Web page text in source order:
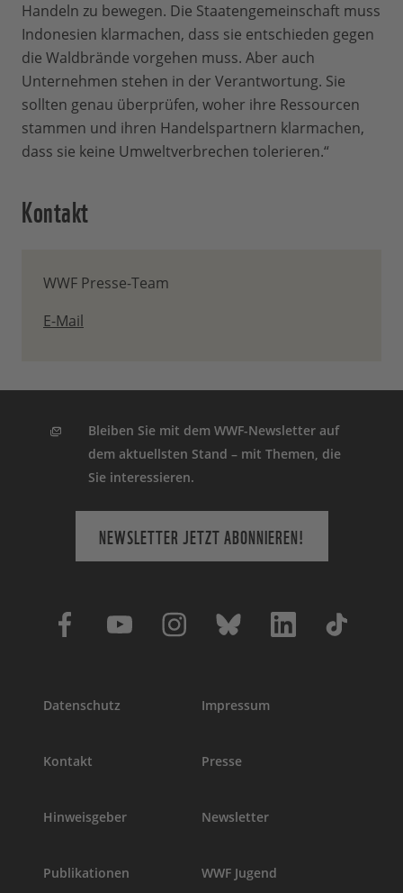
Handeln zu bewegen. Die Staatengemeinschaft muss
Indonesien klarmachen, dass sie entschieden gegen
die Waldbrände vorgehen muss. Aber auch
Unternehmen stehen in der Verantwortung. Sie
sollten genau überprüfen, woher ihre Ressourcen
stammen und ihren Handelspartnern klarmachen,
dass sie keine Umweltverbrechen tolerieren.“
Kontakt
WWF Presse-Team
E-Mail
Bleiben Sie mit dem WWF-Newsletter auf
dem aktuellsten Stand – mit Themen, die
Sie interessieren.
NEWSLETTER JETZT ABONNIEREN!
Datenschutz Impressum
Kontakt Presse
Hinweisgeber Newsletter
Publikationen WWF Jugend